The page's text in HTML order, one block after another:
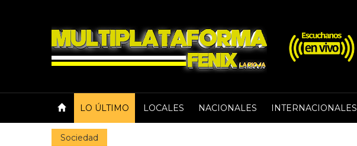
LO ÚLTIMO LOCALES NACIONALES INTERNACIONALES
Sociedad